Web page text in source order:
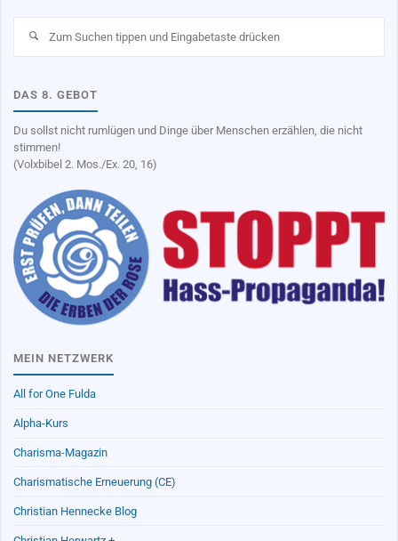
DAS 8. GEBOT
Du sollst nicht rumlügen und Dinge über Menschen erzählen, die nicht
stimmen!
(Volxbibel 2. Mos./Ex. 20, 16)
MEIN NETZWERK
All for One Fulda
Alpha-Kurs
Charisma-Magazin
Charismatische Erneuerung (CE)
Christian Hennecke Blog